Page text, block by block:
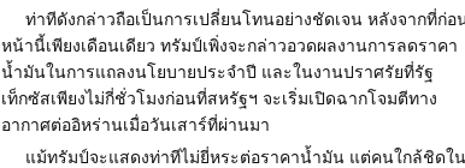
ท่าทีดังกล่าวถือเป็นการเปลี่ยนโทนอย่างชัดเจน หลังจากที่ก่อ
หน้านี้เพียงเดือนเดียว ทรัมป์เพิ่งจะกล่าวอวดผลงานการลดราคา
น้ำมันในการแถลงนโยบายประจำปี และในงานปราศรัยที่รัฐ
เท็กซัสเพียงไม่กี่ชั่วโมงก่อนที่สหรัฐฯ จะเริ่มเปิดฉากโจมตีทาง
อากาศต่ออิหร่านเมื่อวันเสาร์ที่ผ่านมา
แม้ทรัมป์จะแสดงท่าทีไม่ยี่หระต่อราคาน้ำมัน แต่คนใกล้ชิดใน